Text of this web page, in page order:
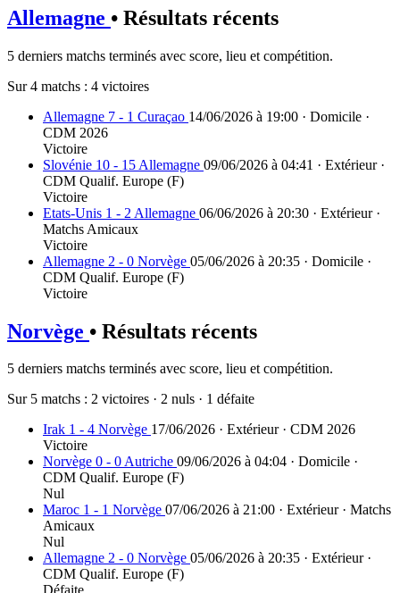
Allemagne • Résultats récents
5 derniers matchs terminés avec score, lieu et compétition.
Sur 4 matchs : 4 victoires
Allemagne 7 - 1 Curaçao 14/06/2026 à 19:00 · Domicile ·
CDM 2026
Victoire
Slovénie 10 - 15 Allemagne 09/06/2026 à 04:41 · Extérieur ·
CDM Qualif. Europe (F)
Victoire
Etats-Unis 1 - 2 Allemagne 06/06/2026 à 20:30 · Extérieur ·
Matchs Amicaux
Victoire
Allemagne 2 - 0 Norvège 05/06/2026 à 20:35 · Domicile ·
CDM Qualif. Europe (F)
Victoire
Norvège • Résultats récents
5 derniers matchs terminés avec score, lieu et compétition.
Sur 5 matchs : 2 victoires · 2 nuls · 1 défaite
Irak 1 - 4 Norvège 17/06/2026 · Extérieur · CDM 2026
Victoire
Norvège 0 - 0 Autriche 09/06/2026 à 04:04 · Domicile ·
CDM Qualif. Europe (F)
Nul
Maroc 1 - 1 Norvège 07/06/2026 à 21:00 · Extérieur · Matchs
Amicaux
Nul
Allemagne 2 - 0 Norvège 05/06/2026 à 20:35 · Extérieur ·
CDM Qualif. Europe (F)